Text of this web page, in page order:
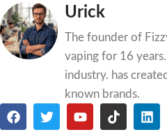
Urick
The founder of
vaping for 16
industry. has
known brands.